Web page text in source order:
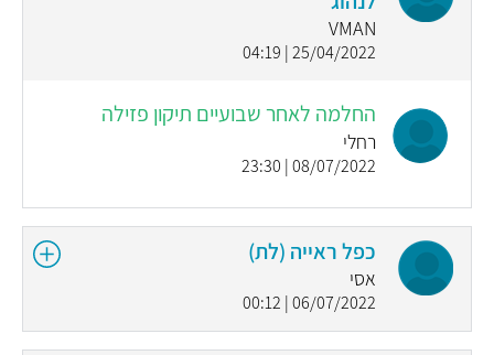
VMAN
25/04/2022 | 04:19
החלמה לאחר שבועיים תיקון פזילה
רחלי
08/07/2022 | 23:30
כפל ראייה (לת)
אסי
06/07/2022 | 00:12